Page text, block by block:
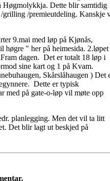
Høgmolykkja. Dette blir samtidig
/premieutdeling. Kanskje
9.mai med løp på Kjønås,
høgre " her på heimesida. 2.løpet
dagen. Det er totalt 18 løp i
sine kart og 1 på Kvam.
Skårslåhaugen ) Det
Dette er typisk
med på gate-o-løp vil møte opp
planlegging. Men det vil ta litt
Det blir lagt ut beskjed på